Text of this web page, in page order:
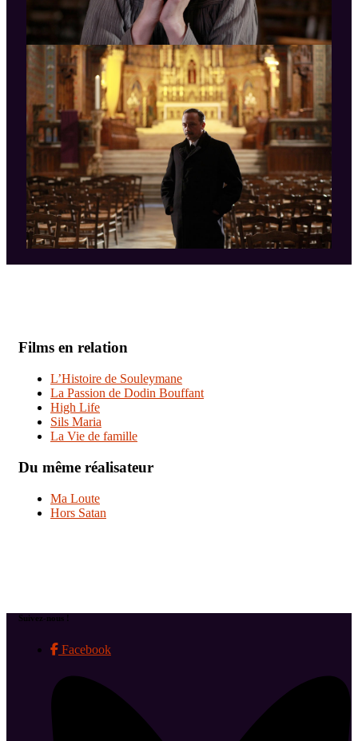
Films en relation
L’Histoire de Souleymane
La Passion de Dodin Bouffant
High Life
Sils Maria
La Vie de famille
Du même réalisateur
Ma Loute
Hors Satan
Suivez-nous !
Facebook